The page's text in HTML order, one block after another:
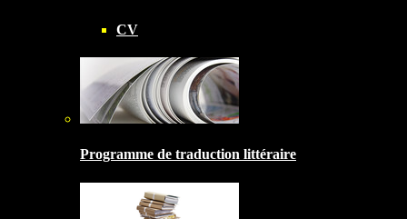
CV
Programme de traduction littéraire